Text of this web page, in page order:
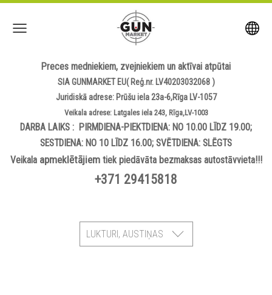
Preces medniekiem, zvejniekiem un aktīvai atpūtai
SIA GUNMARKET EU( Reģ.nr. LV40203032068 )
Juridiskā adrese: Prūšu iela 23a-6,Rīga LV-1057
Veikala adrese: Latgales iela 243, Rīga,LV-1003
DARBA LAIKS : PIRMDIENA-PIEKTDIENA: NO 10.00 LĪDZ 19.00;
SESTDIENA: NO 10 LĪDZ 16.00; SVĒTDIENA: SLĒGTS
Veikala apmeklētājiemtiek piedāvāta bezmaksas autostāvvieta!!!
+371 29415818
LUKTURI, AUSTIŅAS